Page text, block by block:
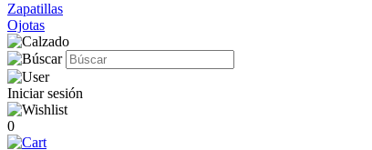
Zapatillas
Ojotas
Iniciar sesión
0